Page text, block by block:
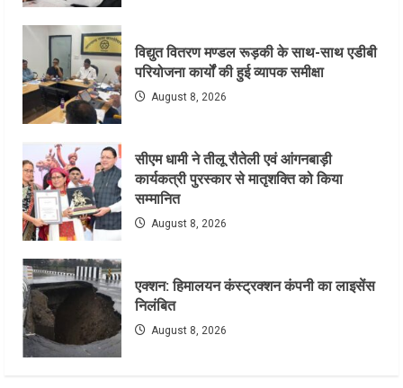
विद्युत वितरण मण्डल रूड़की के साथ-साथ एडीबी
परियोजना कार्यों की हुई व्यापक समीक्षा
August 8, 2026
सीएम धामी ने तीलू रौतेली एवं आंगनबाड़ी
कार्यकत्री पुरस्कार से मातृशक्ति को किया
सम्मानित
August 8, 2026
एक्शन: हिमालयन कंस्ट्रक्शन कंपनी का लाइसेंस
निलंबित
August 8, 2026